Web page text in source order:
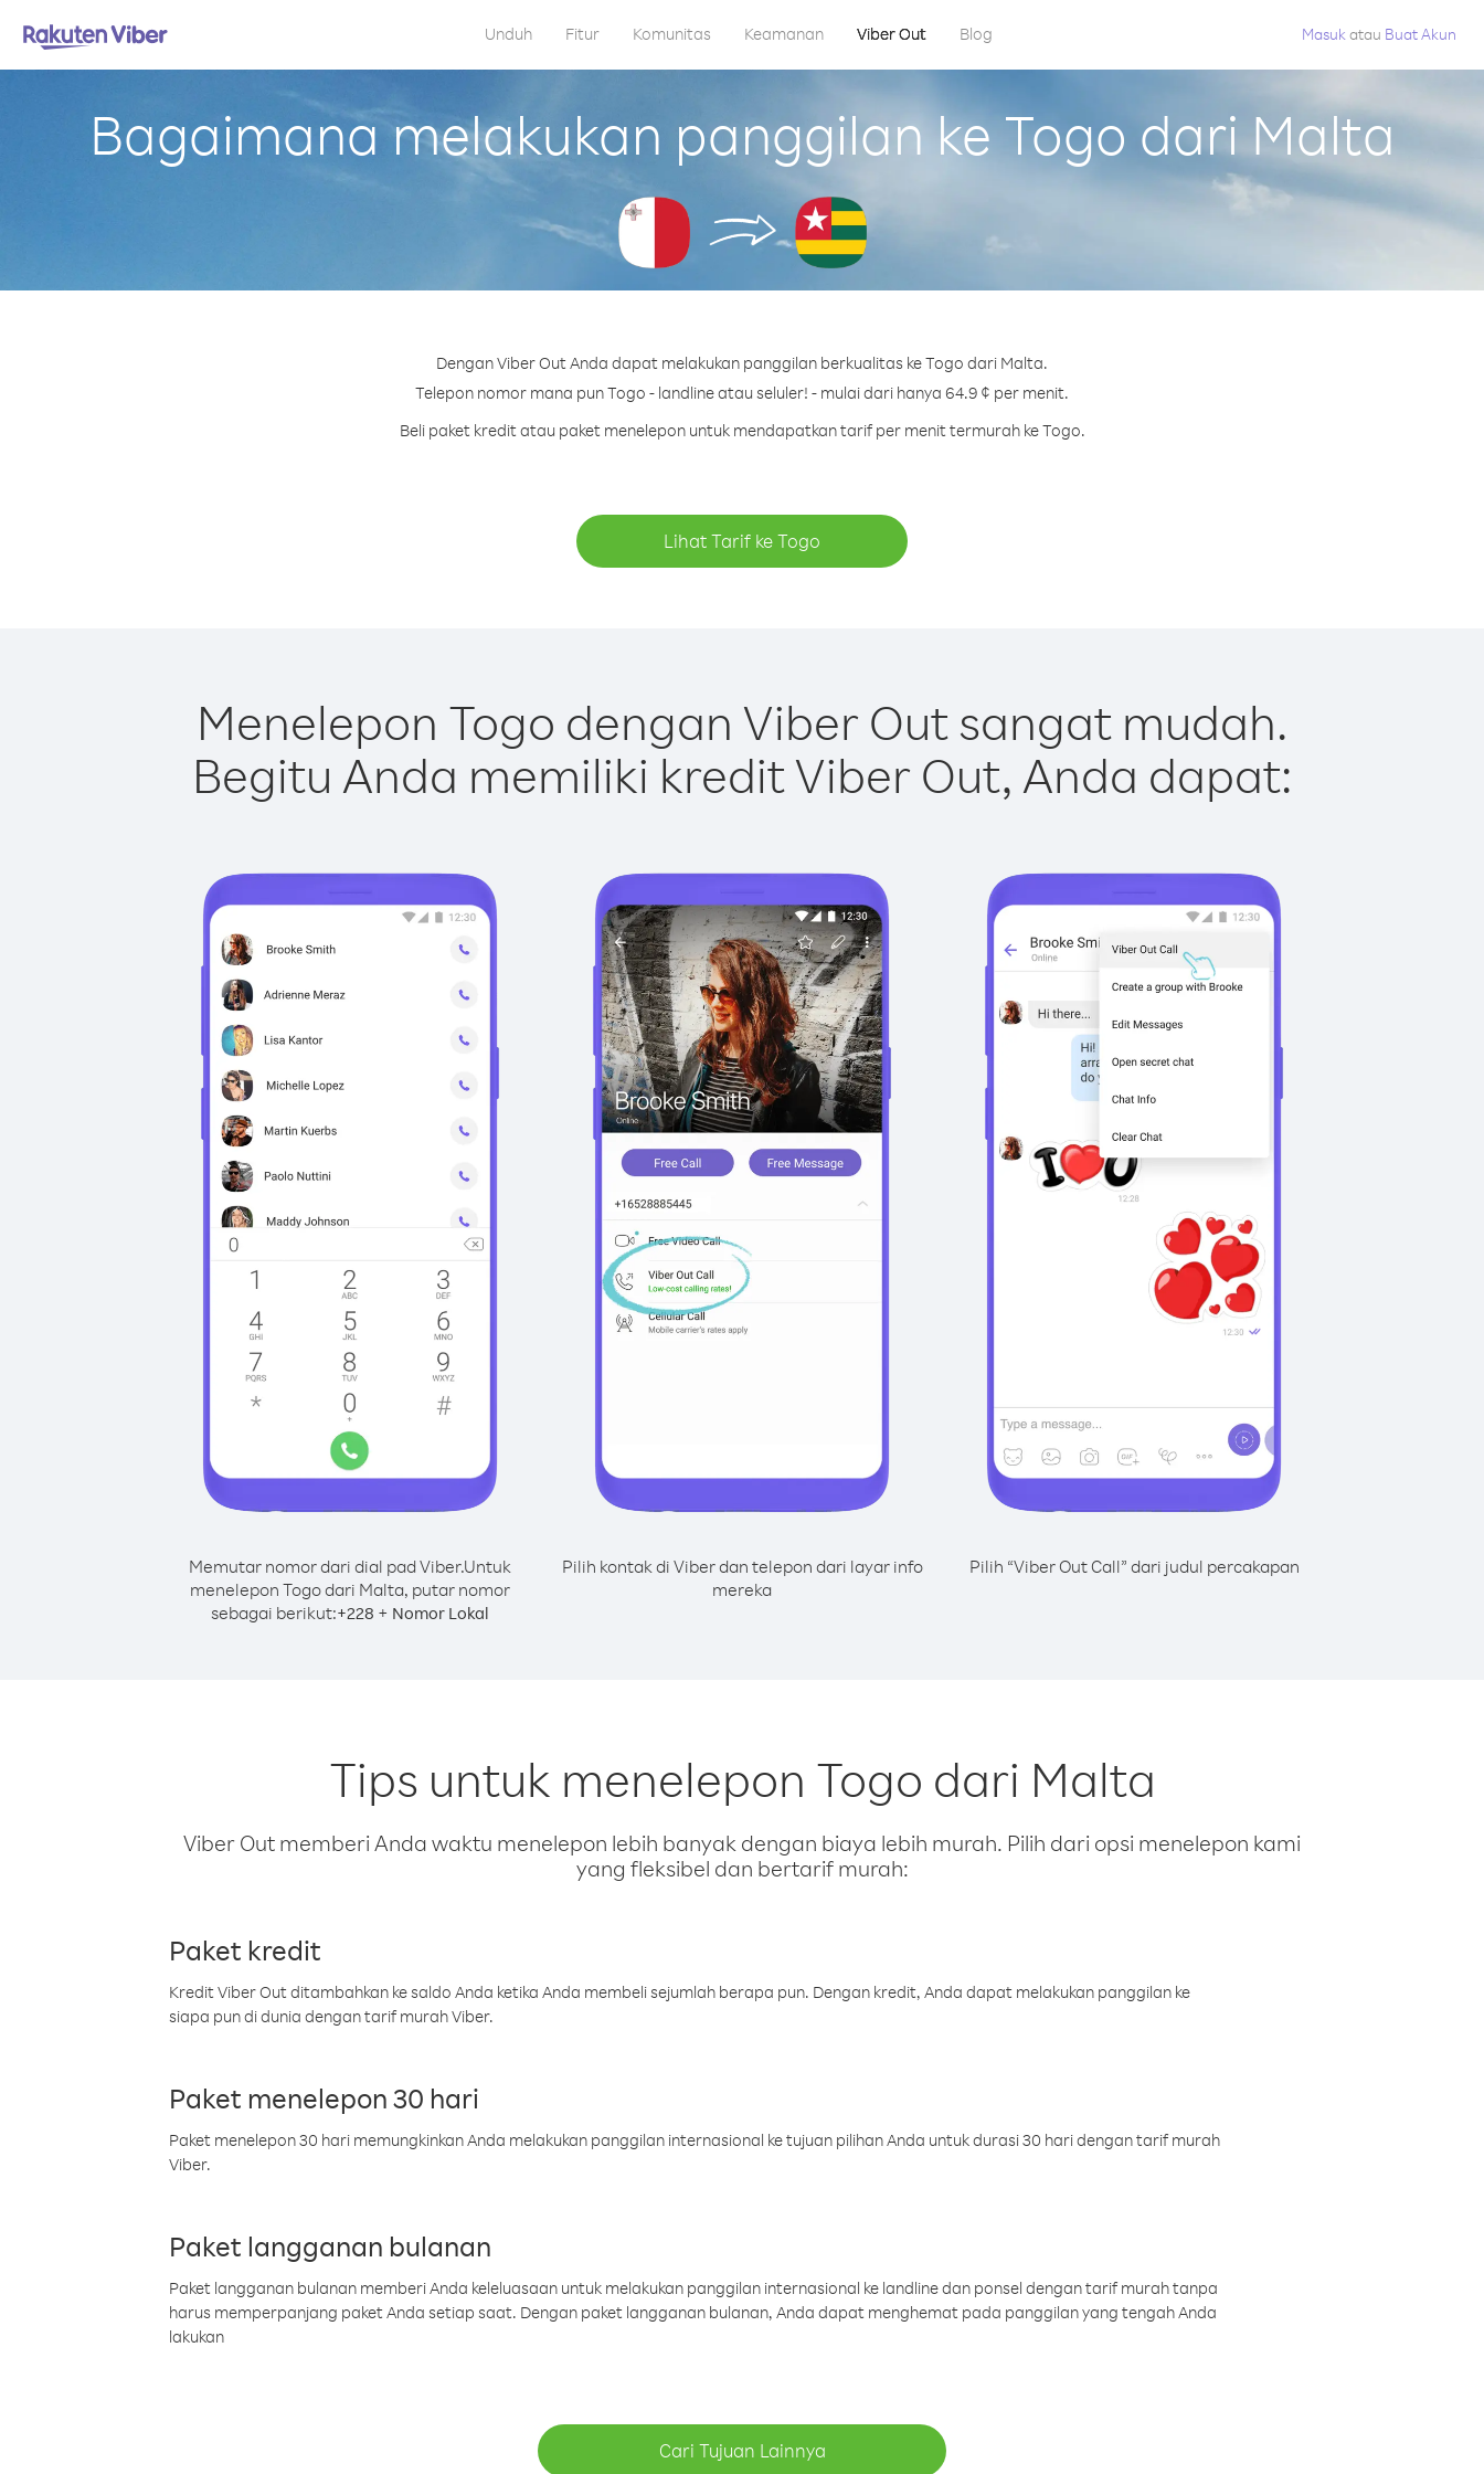
Unduh Fitur Komunitas Keamanan Viber Out Blog Masuk atau Buat Akun
Bagaimana melakukan panggilan ke Togo dari Malta
Dengan Viber Out Anda dapat melakukan panggilan berkualitas ke Togo dari Malta.
Telepon nomor mana pun Togo - landline atau seluler! - mulai dari hanya 64.9 ¢ per menit.
Beli paket kredit atau paket menelepon untuk mendapatkan tarif per menit termurah ke Togo.
Lihat Tarif ke Togo
Menelepon Togo dengan Viber Out sangat mudah.
Begitu Anda memiliki kredit Viber Out, Anda dapat:
Memutar nomor dari dial pad Viber.Untuk
menelepon Togo dari Malta, putar nomor
sebagai berikut:+228 + Nomor Lokal
Pilih kontak di Viber dan telepon dari layar info
mereka
Pilih “Viber Out Call” dari judul percakapan
Tips untuk menelepon Togo dari Malta
Viber Out memberi Anda waktu menelepon lebih banyak dengan biaya lebih murah. Pilih dari opsi menelepon kami
yang fleksibel dan bertarif murah:
Paket kredit
Kredit Viber Out ditambahkan ke saldo Anda ketika Anda membeli sejumlah berapa pun. Dengan kredit, Anda dapat melakukan panggilan ke
siapa pun di dunia dengan tarif murah Viber.
Paket menelepon 30 hari
Paket menelepon 30 hari memungkinkan Anda melakukan panggilan internasional ke tujuan pilihan Anda untuk durasi 30 hari dengan tarif murah
Viber.
Paket langganan bulanan
Paket langganan bulanan memberi Anda keleluasaan untuk melakukan panggilan internasional ke landline dan ponsel dengan tarif murah tanpa
harus memperpanjang paket Anda setiap saat. Dengan paket langganan bulanan, Anda dapat menghemat pada panggilan yang tengah Anda
lakukan
Cari Tujuan Lainnya